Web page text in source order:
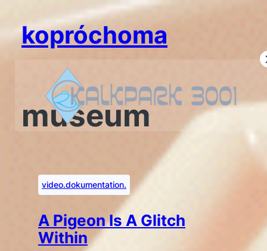
springenkopróchoma
museum
video.dokumentation.
A Pigeon Is A Glitch
Within